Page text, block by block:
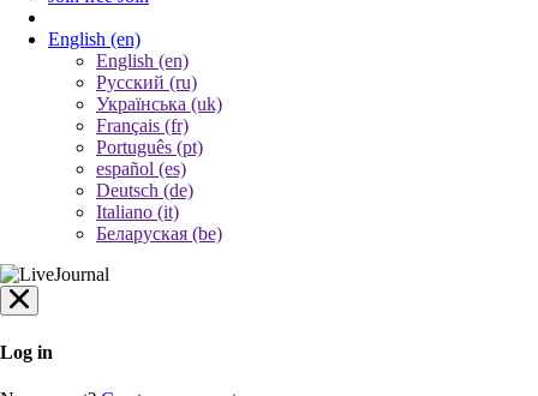
English (en)
English (en)
Русский (ru)
Українська (uk)
Français (fr)
Português (pt)
español (es)
Deutsch (de)
Italiano (it)
Беларуская (be)
Log in